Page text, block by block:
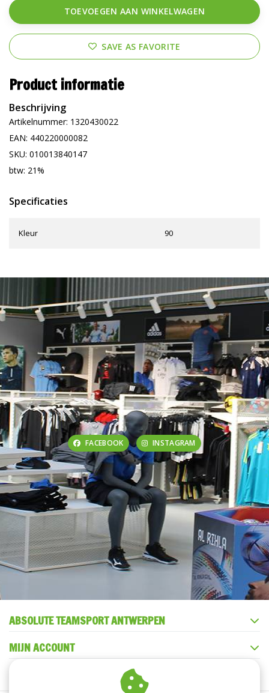
TOEVOEGEN AAN WINKELWAGEN
SAVE AS FAVORITE
Product informatie
Beschrijving
Artikelnummer: 1320430022
EAN: 440220000082
SKU: 010013840147
btw: 21%
Specificaties
Kleur 90
FACEBOOK INSTAGRAM
ABSOLUTE TEAMSPORT ANTWERPEN
MIJN ACCOUNT